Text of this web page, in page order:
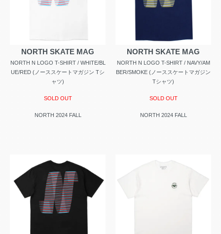
NORTH SKATE MAG
NORTH N LOGO T-SHIRT / WHITE/BL
UE/RED (ノーススケートマガジン Tシ
ャツ)
SOLD OUT
NORTH 2024 FALL
NORTH SKATE MAG
NORTH N LOGO T-SHIRT / NAVY/AM
BER/SMOKE (ノーススケートマガジン
Tシャツ)
SOLD OUT
NORTH 2024 FALL